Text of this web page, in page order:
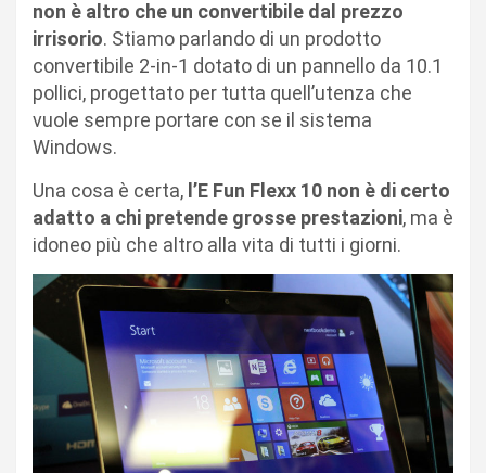
non è altro che un convertibile dal prezzo
irrisorio. Stiamo parlando di un prodotto
convertibile 2-in-1 dotato di un pannello da 10.1
pollici, progettato per tutta quell’utenza che
vuole sempre portare con se il sistema
Windows.
Una cosa è certa, l’E Fun Flexx 10 non è di certo
adatto a chi pretende grosse prestazioni, ma è
idoneo più che altro alla vita di tutti i giorni.